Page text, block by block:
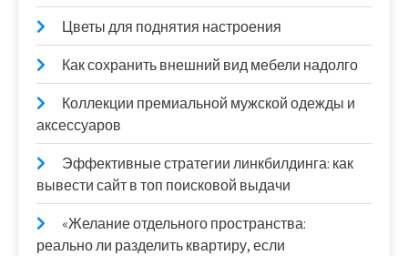
Цветы для поднятия настроения
Как сохранить внешний вид мебели надолго
Коллекции премиальной мужской одежды и
аксессуаров
Эффективные стратегии линкбилдинга: как
вывести сайт в топ поисковой выдачи
«Желание отдельного пространства:
реально ли разделить квартиру, если